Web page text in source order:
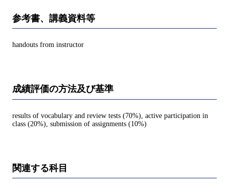
参考書、講義資料等
handouts from instructor
成績評価の方法及び基準
results of vocabulary and review tests (70%), active participation in
class (20%), submission of assignments (10%)
関連する科目